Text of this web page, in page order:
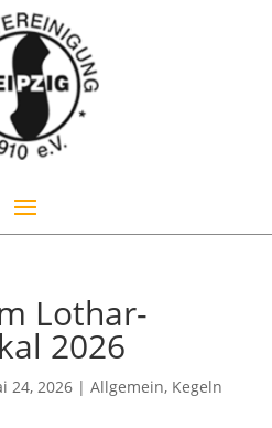
Lothar-
2026
24, 2026| Allgemein, Kegeln